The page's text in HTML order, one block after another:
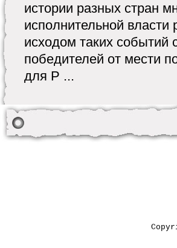
истории разных стран
исполнительной
исходом таких событий
победителей от мести
для Р ...